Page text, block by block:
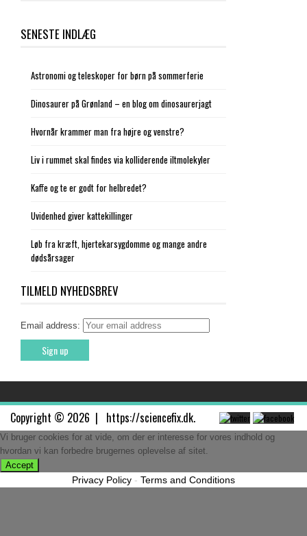
SENESTE INDLÆG
Astronomi og teleskoper for børn på sommerferie
Dinosaurer på Grønland – en blog om dinosaurerjagt
Hvornår krammer man fra højre og venstre?
Liv i rummet skal findes via kolliderende iltmolekyler
Kaffe og te er godt for helbredet?
Uvidenhed giver kattekillinger
Løb fra kræft, hjertekarsygdomme og mange andre
dødsårsager
TILMELD NYHEDSBREV
Email address:
Copyright © 2026 | https://sciencefix.dk.
Vi bruger cookies for at vide, om der er interesse for vores indhold og
hvordan vi kan forbedre brugernes oplevelse af sitet.
Accept
Privacy Policy - Terms and Conditions